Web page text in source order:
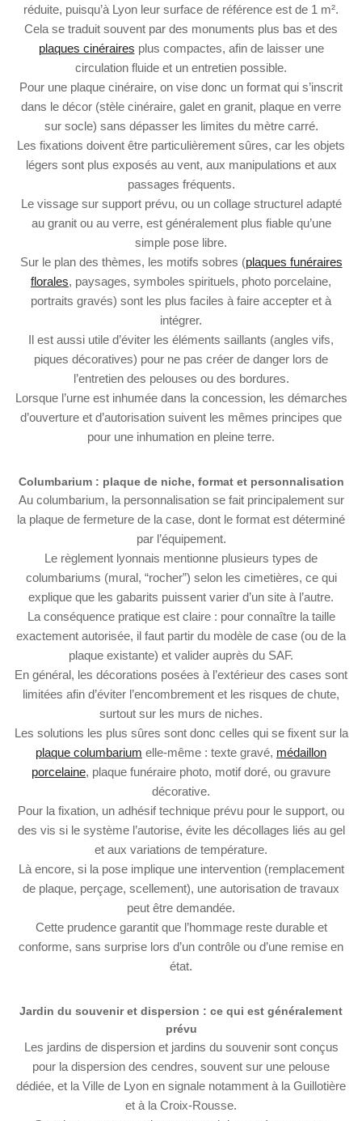
réduite, puisqu’à Lyon leur surface de référence est de 1 m².
Cela se traduit souvent par des monuments plus bas et des
plaques cinéraires plus compactes, afin de laisser une
circulation fluide et un entretien possible.
Pour une plaque cinéraire, on vise donc un format qui s’inscrit
dans le décor (stèle cinéraire, galet en granit, plaque en verre
sur socle) sans dépasser les limites du mètre carré.
Les fixations doivent être particulièrement sûres, car les objets
légers sont plus exposés au vent, aux manipulations et aux
passages fréquents.
Le vissage sur support prévu, ou un collage structurel adapté
au granit ou au verre, est généralement plus fiable qu’une
simple pose libre.
Sur le plan des thèmes, les motifs sobres (plaques funéraires
florales, paysages, symboles spirituels, photo porcelaine,
portraits gravés) sont les plus faciles à faire accepter et à
intégrer.
Il est aussi utile d’éviter les éléments saillants (angles vifs,
piques décoratives) pour ne pas créer de danger lors de
l’entretien des pelouses ou des bordures.
Lorsque l’urne est inhumée dans la concession, les démarches
d’ouverture et d’autorisation suivent les mêmes principes que
pour une inhumation en pleine terre.
Columbarium : plaque de niche, format et personnalisation
Au columbarium, la personnalisation se fait principalement sur
la plaque de fermeture de la case, dont le format est déterminé
par l’équipement.
Le règlement lyonnais mentionne plusieurs types de
columbariums (mural, “rocher”) selon les cimetières, ce qui
explique que les gabarits puissent varier d’un site à l’autre.
La conséquence pratique est claire : pour connaître la taille
exactement autorisée, il faut partir du modèle de case (ou de la
plaque existante) et valider auprès du SAF.
En général, les décorations posées à l’extérieur des cases sont
limitées afin d’éviter l’encombrement et les risques de chute,
surtout sur les murs de niches.
Les solutions les plus sûres sont donc celles qui se fixent sur la
plaque columbarium elle-même : texte gravé, médaillon
porcelaine, plaque funéraire photo, motif doré, ou gravure
décorative.
Pour la fixation, un adhésif technique prévu pour le support, ou
des vis si le système l’autorise, évite les décollages liés au gel
et aux variations de température.
Là encore, si la pose implique une intervention (remplacement
de plaque, perçage, scellement), une autorisation de travaux
peut être demandée.
Cette prudence garantit que l’hommage reste durable et
conforme, sans surprise lors d’un contrôle ou d’une remise en
état.
Jardin du souvenir et dispersion : ce qui est généralement
prévu
Les jardins de dispersion et jardins du souvenir sont conçus
pour la dispersion des cendres, souvent sur une pelouse
dédiée, et la Ville de Lyon en signale notamment à la Guillotière
et à la Croix-Rousse.